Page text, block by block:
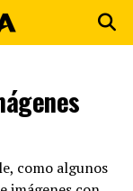
como algunos